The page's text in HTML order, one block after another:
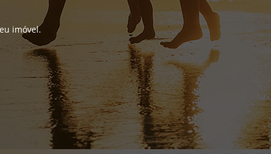
imóvel.